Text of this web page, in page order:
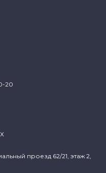
20
проезд 62/21, этаж 2,